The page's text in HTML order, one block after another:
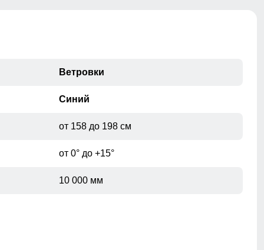
Ветровки
Синий
от 158 до 198 см
от 0° до +15°
10 000 мм